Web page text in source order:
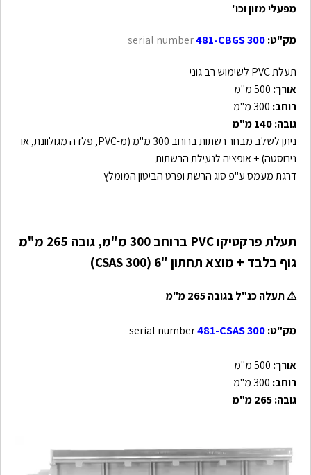
מפעלי מזון וכו'
מק"ט:481-CBGS 300
תעלת PVC לשימוש רב גוני
אורך:
רוחב:
גובה: 140 מ"מ
ניתן לשלב מבחר רשתות ברוחב 300 מ"מ (מ-PVC, פלדה מגולוונת, או
נירוסטה) + אופציה לנעילת הרשתות
דרגת מעמס ע"פ סוג הרשת ופרט הביטון המומלץ
תעלת פרקטיקו PVC ברוחב 300 מ"מ, גובה 265 מ"מ
גוף בלבד + מוצא תחתון "6 (CSAS 300)
⚠תעלה כנ"ל בגובה 265 מ"מ
מק"ט:481-CSAS 300
אורך:
רוחב:
גובה: 265 מ"מ